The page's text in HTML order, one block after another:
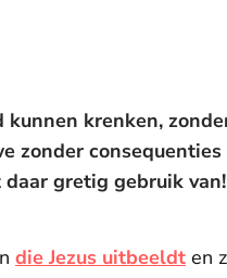
krenken,
zonder
gretig gebruik van!⁠
die Jezus uitbeeldt en